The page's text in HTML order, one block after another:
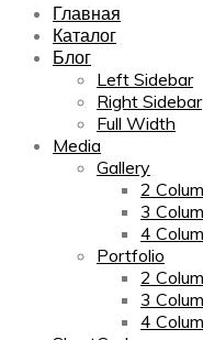
Главная
Каталог
Блог
Left Sidebar
Right Sidebar
Full Width
Media
Gallery
2
3
4
Portfolio
2
3
4